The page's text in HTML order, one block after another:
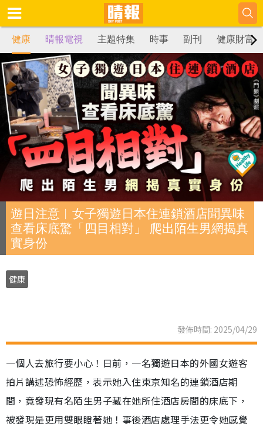
健康 晴報電視 主題特集 時事 副刊 健康財富
遊日注意︱女子獨遊日本住連鎖酒店聞異味
查看床底驚「四目相對」 爬出陌生男網揭真
實身份
健康
發佈時間: 2025/04/29
一個人去旅行要小心！日前，一名獨遊日本的外國女遊客
拍片講述恐怖經歷，表示她入住東京知名的連鎖酒店期
間，竟發現有名陌生男子藏在她所住酒店房間的床底下，
被發現是更用雙眼瞪著她！事後酒店處理手法更令她感覺